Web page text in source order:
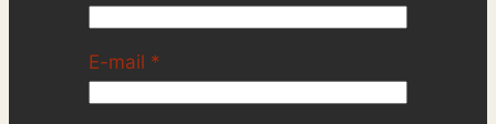
E-mail *